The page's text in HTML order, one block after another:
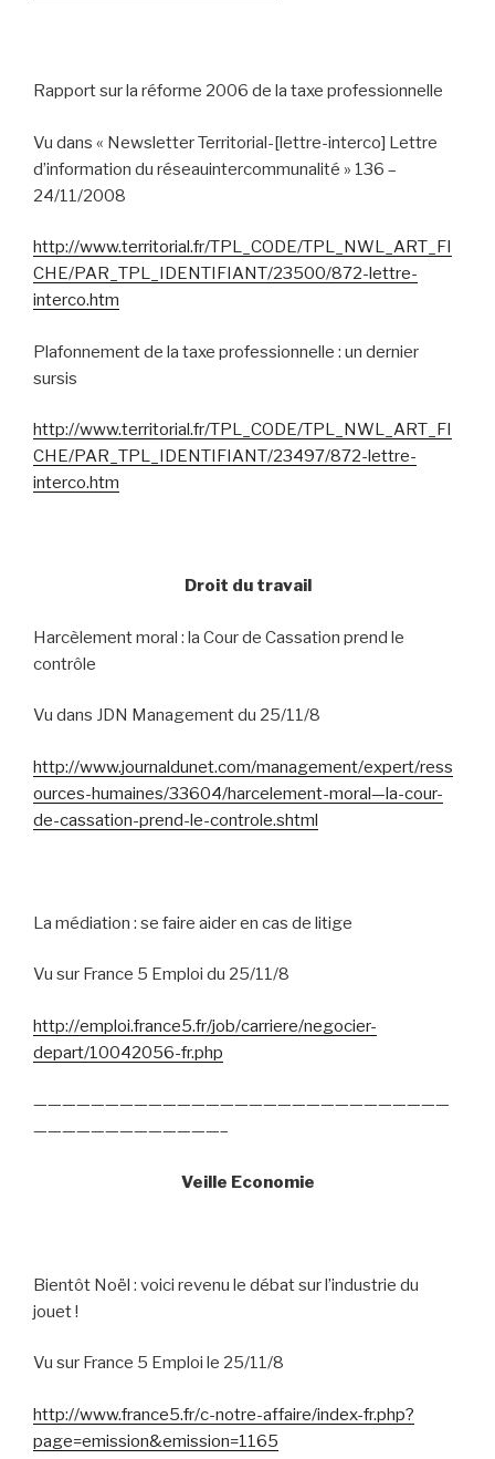
Rapport sur la réforme 2006 de la taxe professionnelle
Vu dans « Newsletter Territorial-[lettre-interco] Lettre
d’information du réseauintercommunalité » 136 –
24/11/2008
http://www.territorial.fr/TPL_CODE/TPL_NWL_ART_FI
CHE/PAR_TPL_IDENTIFIANT/23500/872-lettre-
interco.htm
Plafonnement de la taxe professionnelle : un dernier
sursis
http://www.territorial.fr/TPL_CODE/TPL_NWL_ART_FI
CHE/PAR_TPL_IDENTIFIANT/23497/872-lettre-
interco.htm
Droit du travail
Harcèlement moral : la Cour de Cassation prend le
contrôle
Vu dans JDN Management du 25/11/8
http://www.journaldunet.com/management/expert/ress
ources-humaines/33604/harcelement-moral—la-cour-
de-cassation-prend-le-controle.shtml
La médiation : se faire aider en cas de litige
Vu sur France 5 Emploi du 25/11/8
http://emploi.france5.fr/job/carriere/negocier-
depart/10042056-fr.php
—————————————————————————————
—————————————–
Veille Economie
Bientôt Noël : voici revenu le débat sur l’industrie du
jouet !
Vu sur France 5 Emploi le 25/11/8
http://www.france5.fr/c-notre-affaire/index-fr.php?
page=emission&emission=1165